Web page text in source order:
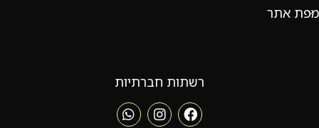
מפת אתר
רשתות חברתיות